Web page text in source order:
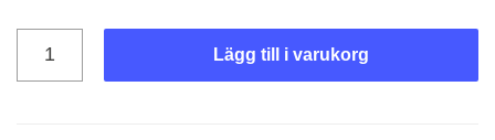
var:
är:
119,20 kr.
är:
Lägg till i varukorg